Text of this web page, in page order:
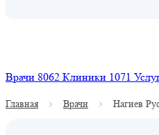
Врачи 8062 Клиники 1071
Главная Врачи Нагиев